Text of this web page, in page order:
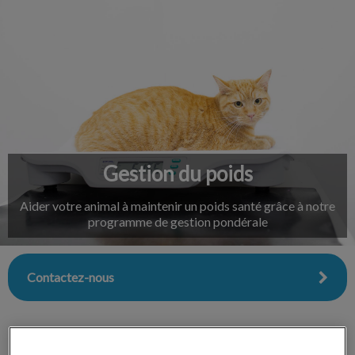
Gestion du poids
Aider votre animal à maintenir un poids santé grâce à notre
programme de gestion pondérale
Contactez-nous